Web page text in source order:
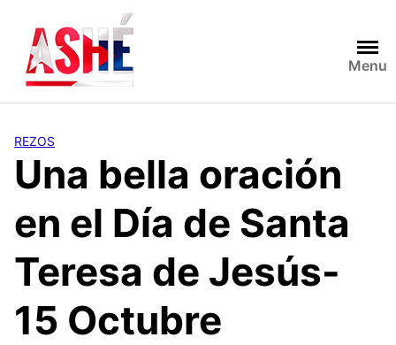
contenido
Menu
REZOS
Una bella oración
en el Día de Santa
Teresa de Jesús-
15 Octubre